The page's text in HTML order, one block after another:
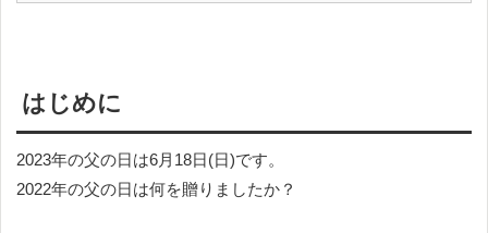
はじめに
2023年の父の日は6月18日(日)です。
2022年の父の日は何を贈りましたか？